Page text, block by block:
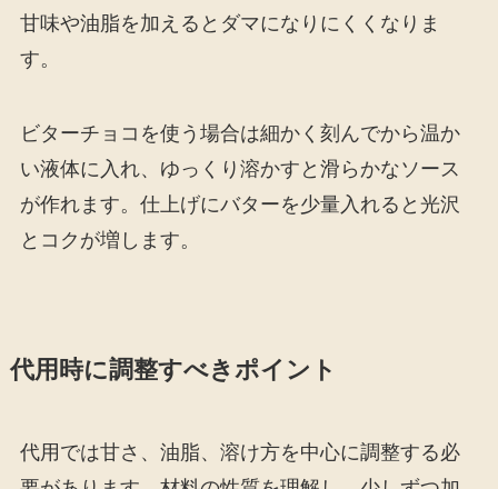
甘味や油脂を加えるとダマになりにくくなりま
す。
ビターチョコを使う場合は細かく刻んでから温か
い液体に入れ、ゆっくり溶かすと滑らかなソース
が作れます。仕上げにバターを少量入れると光沢
とコクが増します。
代用時に調整すべきポイント
代用では甘さ、油脂、溶け方を中心に調整する必